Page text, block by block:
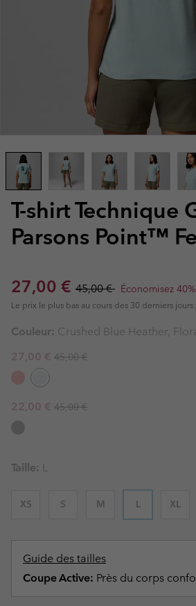
T-shirt Technique
Parsons Point™
Sale price:
27,00 € Regular price:
45,00 € Économisez 40%
Le prix le plus bas au cours des 30 derniers jours:
Couleur: Crushed Blue Heather,
Sale price:
27,00 € Regular price:
45,00 €
Sale price:
22,00 € Regular price:
45,00 €
Taille:
XS S M L XL
Guide des tailles
Coupe Active: Près du corps